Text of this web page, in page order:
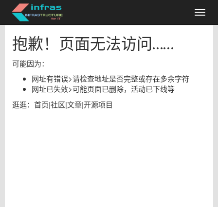
抱歉！页面无法访问……
可能因为：
网址有错误>请检查地址是否完整或存在多余字符
网址已失效>可能页面已删除，活动已下线等
逛逛： 首页|社区|文章|开源项目